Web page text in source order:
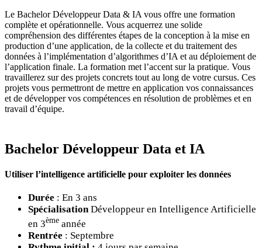
Le Bachelor Développeur Data & IA vous offre une formation
complète et opérationnelle. Vous acquerrez une solide
compréhension des différentes étapes de la conception à la mise en
production d’une application, de la collecte et du traitement des
données à l’implémentation d’algorithmes d’IA et au déploiement de
l’application finale. La formation met l’accent sur la pratique. Vous
travaillerez sur des projets concrets tout au long de votre cursus. Ces
projets vous permettront de mettre en application vos connaissances
et de développer vos compétences en résolution de problèmes et en
travail d’équipe.
Bachelor Développeur Data et IA
Utiliser l’intelligence artificielle pour exploiter les données
Durée : En 3 ans
SpécialisationDéveloppeur en Intelligence Artificielle
en 3ème année
Rentrée : Septembre